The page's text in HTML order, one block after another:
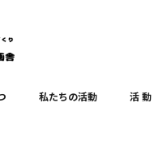
私たちの活動 活 動